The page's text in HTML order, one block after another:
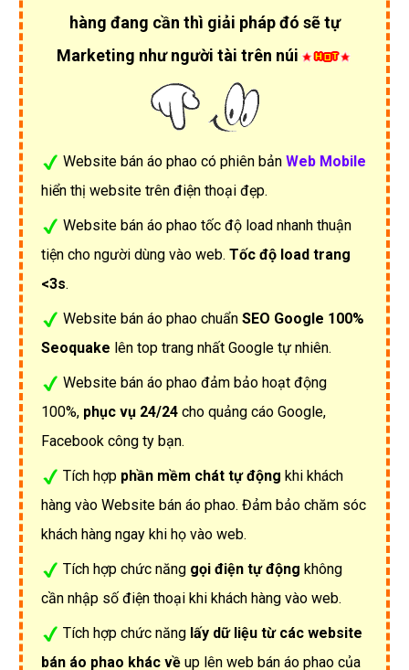
hàng đang cần thì giải pháp đó sẽ tự
Marketing như người tài trên núi
Website bán áo phao có phiên bản Web Mobile
hiển thị website trên điện thoại đẹp.
Website bán áo phao tốc độ load nhanh thuận
tiện cho người dùng vào web. Tốc độ load trang
<3s.
Website bán áo phao chuẩn SEO Google 100%
Seoquake lên top trang nhất Google tự nhiên.
Website bán áo phao đảm bảo hoạt động
100%, phục vụ 24/24 cho quảng cáo Google,
Facebook công ty bạn.
Tích hợp phần mềm chát tự động khi khách
hàng vào Website bán áo phao. Đảm bảo chăm sóc
khách hàng ngay khi họ vào web.
Tích hợp chức năng gọi điện tự động không
cần nhập số điện thoại khi khách hàng vào web.
Tích hợp chức năng lấy dữ liệu từ các website
bán áo phao khác về up lên web bán áo phao của